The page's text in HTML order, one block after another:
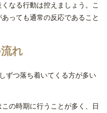
なる行動は控えましょう。こ
っても通常の反応であること
れ
ずつ落ち着いてくる方が多い
の時期に行うことが多く、日